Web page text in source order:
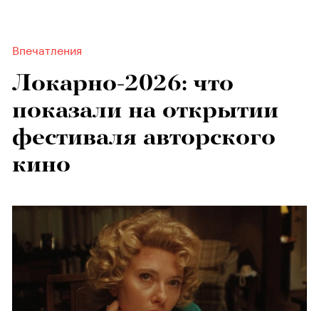
Впечатления
Локарно-2026: что
показали на открытии
фестиваля авторского
кино